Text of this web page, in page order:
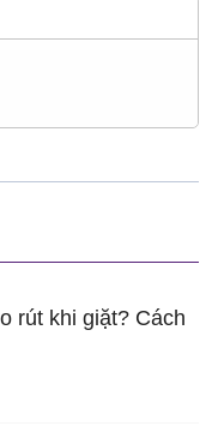
rút khi giặt? Cách